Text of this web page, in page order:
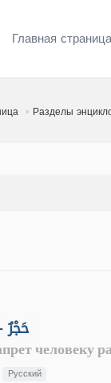
Главная страница
Разделы
Лишение имущественной дееспособности ( - حَجْرٌ
Русский